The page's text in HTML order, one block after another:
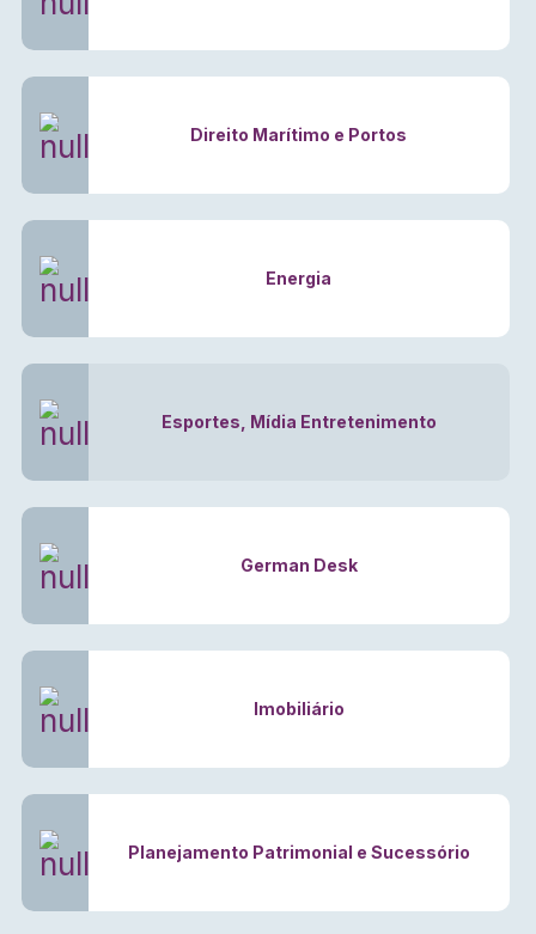
Direito Marítimo e Portos
Energia
Esportes, Mídia Entretenimento
German Desk
Imobiliário
Planejamento Patrimonial e Sucessório